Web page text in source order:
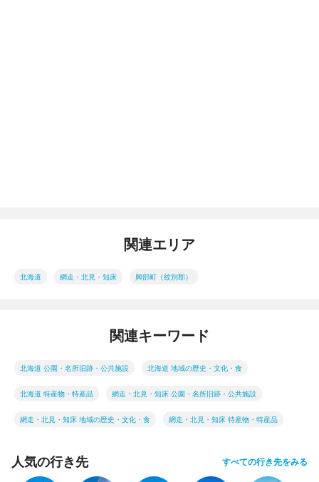
関連エリア
北海道 網走・北見・知床 興部町（紋別郡）
関連キーワード
北海道 公園・名所旧跡・公共施設 北海道 地域の歴史・文化・食
北海道 特産物・特産品 網走・北見・知床 公園・名所旧跡・公共施設
網走・北見・知床 地域の歴史・文化・食 網走・北見・知床 特産物・特産品
人気の行き先 すべての行き先をみる